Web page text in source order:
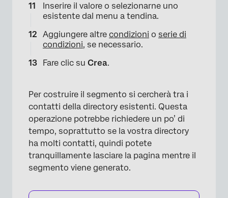
Inserire il valore o selezionarne uno
esistente dal menu a tendina.
Aggiungere altre condizioni o serie di
condizioni, se necessario.
Fare clic su Crea.
Per costruire il segmento si cercherà tra i
contatti della directory esistenti. Questa
operazione potrebbe richiedere un po’ di
tempo, soprattutto se la vostra directory
ha molti contatti, quindi potete
tranquillamente lasciare la pagina mentre il
segmento viene generato.